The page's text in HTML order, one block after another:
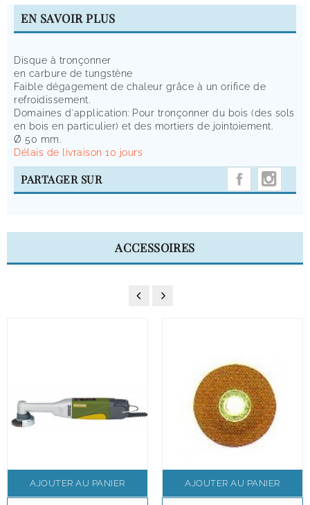
EN SAVOIR PLUS
Disque à tronçonner
en carbure de tungstène
Faible dégagement de chaleur grâce à un orifice de
refroidissement.
Domaines d'application: Pour tronçonner du bois (des sols
en bois en particulier) et des mortiers de jointoiement.
Ø 50 mm.
Délais de livraison 10 jours
PARTAGER SUR
ACCESSOIRES
AJOUTER AU PANIER AJOUTER AU PANIER